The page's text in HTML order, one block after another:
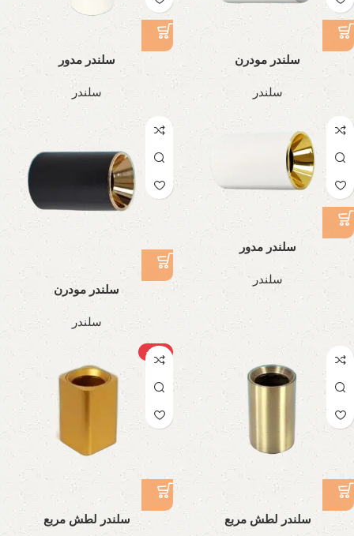
سلندر مودرن
سلندر
سلندر مدور
سلندر
سلندر مدور
سلندر
سلندر مودرن
سلندر
سلندر لطش مربع
-21%
سلندر لطش مربع